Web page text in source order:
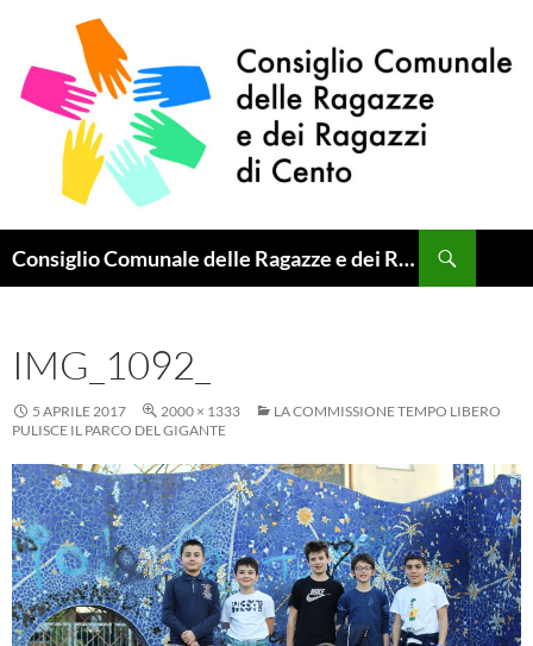
contenuto
Consiglio Comunale delle Ragazze e dei Ragazzi di Cento
IMG_1092_
5 APRILE 2017 2000 × 1333
LA COMMISSIONE TEMPO LIBERO
PULISCE IL PARCO DEL GIGANTE